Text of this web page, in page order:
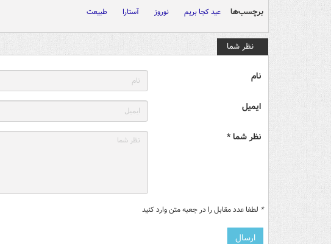
برچسب‌ها عید کجا بریم نوروز آستارا طبیعت
نظر شما
نام
ایمیل
نظر شما *
* لطفا عدد مقابل را در جعبه متن وارد کنید